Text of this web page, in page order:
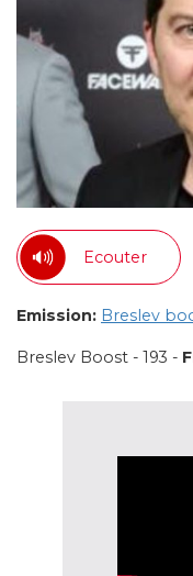
Ecouter
Emission: Breslev
Breslev Boost - 193 -